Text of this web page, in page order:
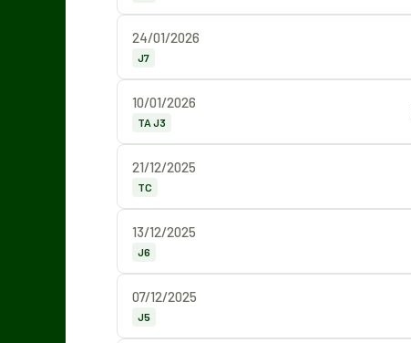
24/01/2026
J7
10/01/2026
TA J3
21/12/2025
TC
13/12/2025
J6
07/12/2025
J5